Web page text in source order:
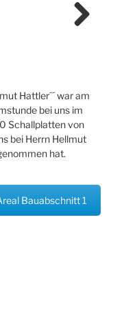
Hattler´´ war am
bei uns im
Schallplatten von
bei Herrn Hellmut
hat.
Bauabschnitt 1